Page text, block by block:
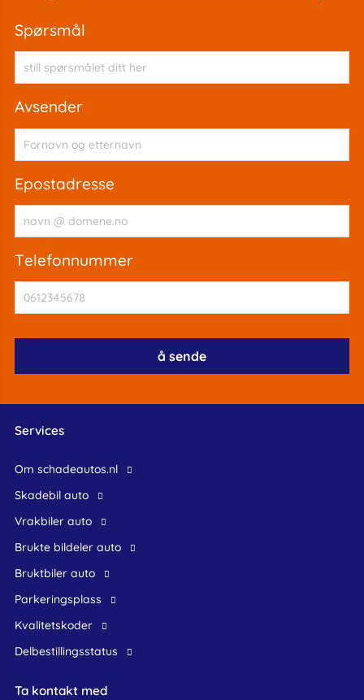
spørsmål
avsender
epostadresse
telefonnummer
Services
Om schadeautos.nl
skadebil auto
Vrakbiler auto
Brukte bildeler auto
bruktbiler auto
Parkeringsplass
Kvalitetskoder
Delbestillingsstatus
Ta kontakt med